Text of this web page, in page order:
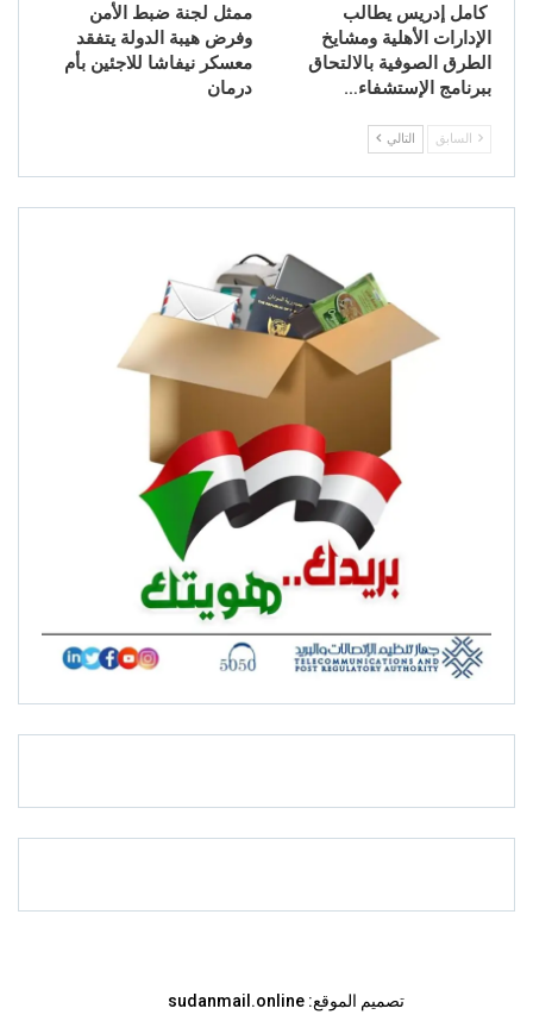
كامل إدريس يطالب
الإدارات الأهلية ومشايخ
الطرق الصوفية بالالتحاق
ببرنامج الإستشفاء…
ممثل لجنة ضبط الأمن
وفرض هيبة الدولة يتفقد
معسكر نيفاشا للاجئين بأم
درمان
السابق التالي
تصميم الموقع: sudanmail.online